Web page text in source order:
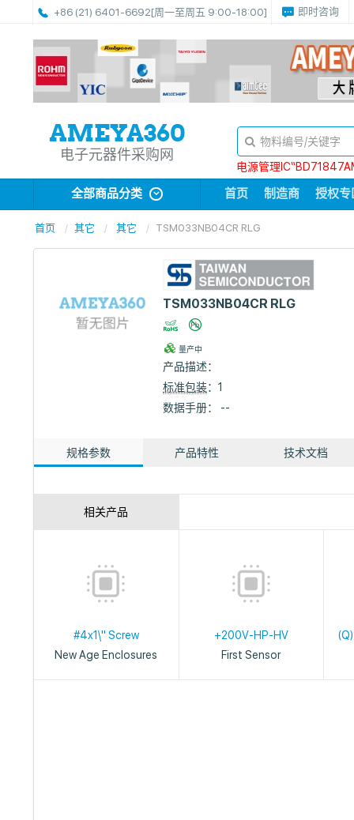
+86 (21) 6401-6692[周一至周五 9:00-18:00] 即时咨询
电子元器件采购网
电源管理
全部商品分类 首页 制造商 授权专
首页 其它 其它 TSM033NB04CR RLG
TSM033NB04CR RLG
量产中
产品描述：
标准包装：1
数据手册： --
规格参数 产品特性 技术文档
相关产品
#4x1\" Screw
New Age Enclosures
+200V-HP-HV
First Sensor